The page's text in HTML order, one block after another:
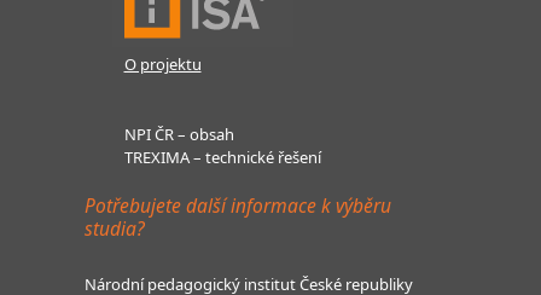
O projektu
NPI ČR – obsah
TREXIMA – technické řešení
Potřebujete další informace k výběru
studia?
Národní pedagogický institut České republiky